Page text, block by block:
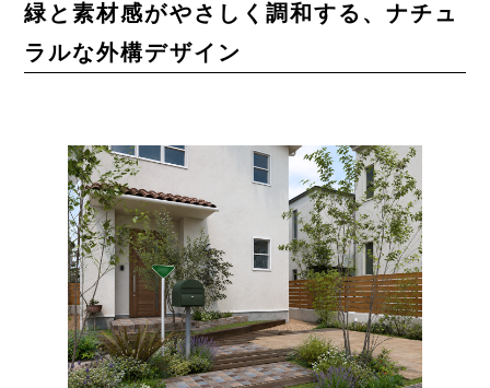
緑と素材感がやさしく調和する、ナチュ
ラルな外構デザイン